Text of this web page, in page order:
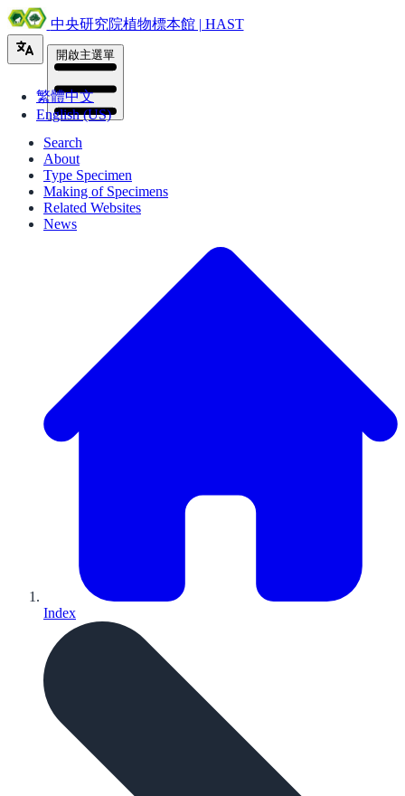
中央研究院植物標本館 | HAST
繁體中文
English (US)
開啟主選單
Search
About
Type Specimen
Making of Specimens
Related Websites
News
Index